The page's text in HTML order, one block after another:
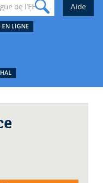
EN LIGNE
HAL